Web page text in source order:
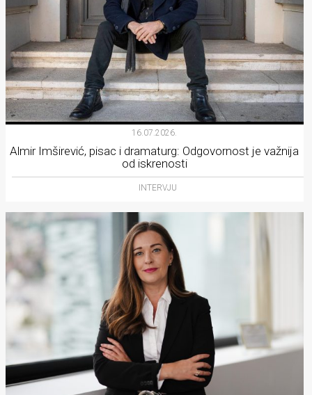
16.07.2026.
Almir Imširević, pisac i dramaturg: Odgovornost je važnija
od iskrenosti
INTERVJU